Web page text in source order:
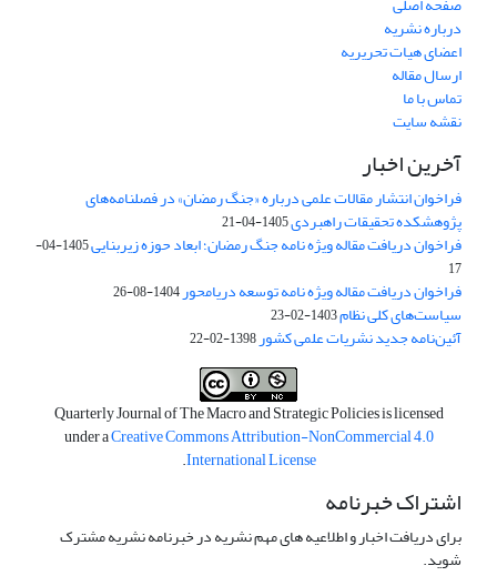
درباره نشریه
اعضای هیات تحریریه
ارسال مقاله
تماس با ما
نقشه سایت
آخرین اخبار
فراخوان انتشار مقالات علمی درباره «جنگ رمضان» در فصلنامه‌های
پژوهشکده تحقیقات راهبردی1405-04-21
فراخوان دریافت مقاله ویژه نامه جنگ رمضان؛ ابعاد حوزه زیربنایی
1405-04-
17
فراخوان دریافت مقاله ویژه نامه توسعه دریامحور1404-08-26
سیاست‌های کلی نظام1403-02-23
آئین‌نامه جدید نشریات علمی کشور1398-02-22
Quarterly Journal of The Macro and Strategic Policies is licensed
under aCreative Commons Attribution-NonCommercial 4.0
International License
.
اشتراک خبرنامه
برای دریافت اخبار و اطلاعیه های مهم نشریه در خبرنامه نشریه مشترک
شوید.